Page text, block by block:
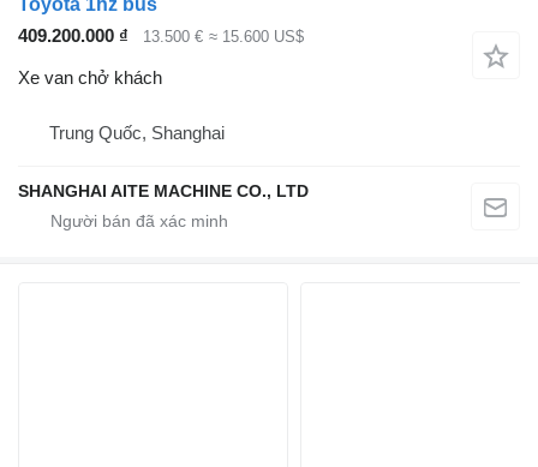
Toyota 1hz bus
409.200.000 ₫
13.500 € ≈ 15.600 US$
Xe van chở khách
Trung Quốc, Shanghai
SHANGHAI AITE MACHINE CO., LTD